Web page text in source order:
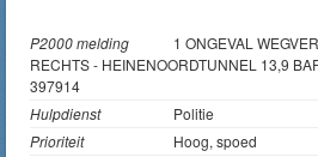
P2000 melding
1 ONGEVAL
RECHTS - HEINENOORDTUNNEL 13,9
397914
Hulpdienst
Politie
Prioriteit
Hoog, spoed